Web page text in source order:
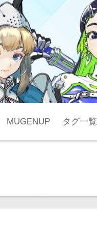
MUGENUP タグ一覧